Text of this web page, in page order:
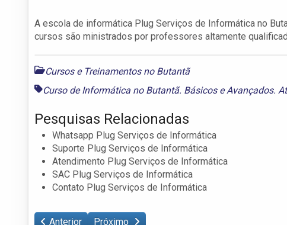
A escola de informática Plug Serviços de Informática no
cursos são ministrados por professores altamente
Cursos e Treinamentos no Butantã
Curso de Informática no Butantã. Básicos e Avançados.
Pesquisas Relacionadas
Whatsapp Plug Serviços de Informática
Suporte Plug Serviços de Informática
Atendimento Plug Serviços de Informática
SAC Plug Serviços de Informática
Contato Plug Serviços de Informática
Anterior Próximo